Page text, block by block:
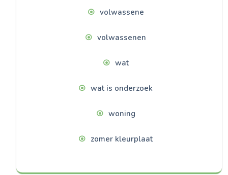
volwassene
volwassenen
wat
wat is onderzoek
woning
zomer kleurplaat